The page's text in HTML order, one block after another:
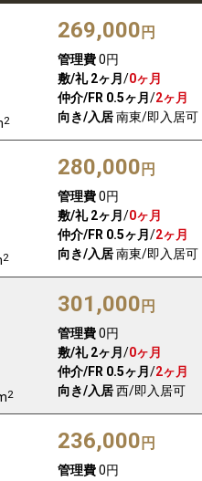
2
269,000 円
管理費0円
敷/礼 2ヶ月 /0ヶ月
仲介/FR 0.5ヶ月 /2ヶ月
向き/入居南東/即入居可
2
280,000 円
管理費0円
敷/礼 2ヶ月 /0ヶ月
仲介/FR 0.5ヶ月 /2ヶ月
向き/入居南東/即入居可
2
301,000 円
管理費0円
敷/礼 2ヶ月 /0ヶ月
仲介/FR 0.5ヶ月 /2ヶ月
向き/入居西/即入居可
236,000 円
管理費0円